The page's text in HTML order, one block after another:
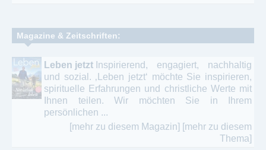
Magazine & Zeitschriften:
Leben jetzt Inspirierend, engagiert, nachhaltig
und sozial. ‚Leben jetzt‘ möchte Sie inspirieren,
spirituelle Erfahrungen und christliche Werte mit
Ihnen teilen. Wir möchten Sie in Ihrem
persönlichen ...
[mehr zu diesem Magazin] [mehr zu diesem
Thema]